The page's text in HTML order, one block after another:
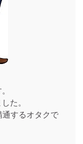
た。
するオタクで